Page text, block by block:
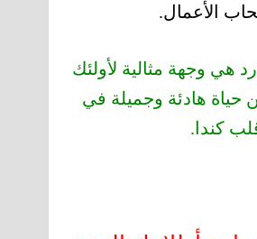
الأعمال.
هي وجهة مثالية لأولئك
حياة هادئة وجميلة في
كندا.